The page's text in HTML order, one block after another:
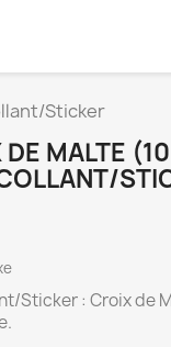
Sticker
DE MALTE
Sticker : Croix de